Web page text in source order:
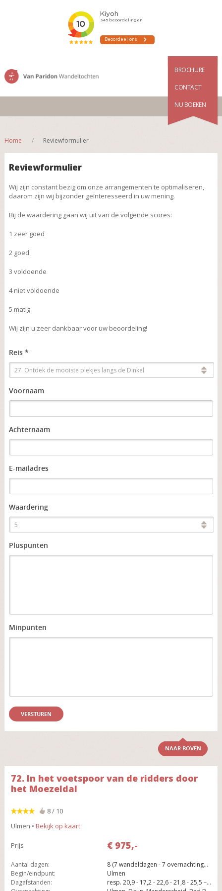
BROCHURE
CONTACT
NU BOEKEN
Home Reviewformulier
Reviewformulier
Wij zijn constant bezig om onze arrangementen te optimaliseren,
daarom zijn wij bijzonder geïnteresseerd in uw mening.
Bij de waardering gaan wij uit van de volgende scores:
1 zeer goed
2 goed
3 voldoende
4 niet voldoende
5 matig
Wij zijn u zeer dankbaar voor uw beoordeling!
Reis *
27. Ontdek de mooiste plekjes langs de Dinkel
Voornaam
Achternaam
E-mailadres
Waardering
5
Pluspunten
Minpunten
NAAR BOVEN
72. In het voetspoor van de ridders door
het Moezeldal
8 / 10
Ulmen • Bekijk op kaart
Prijs € 975,-
Aantal dagen:
8 (7 wandeldagen - 7 overnachtingen)
Begin/eindpunt:
Ulmen
Dagafstanden:
resp. 20,9 - 17,2 - 22,6 - 21,8 - 25,5 – 20,4 en 16,1 km